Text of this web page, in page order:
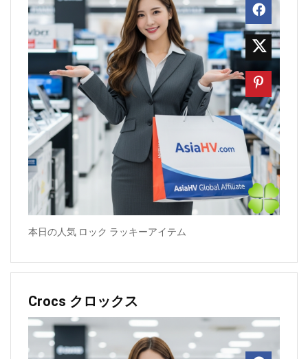
本日の人気 ロック ラッキーアイテム
Crocs クロックス